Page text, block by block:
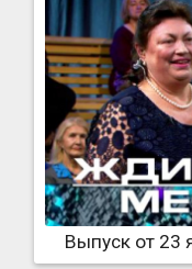
Выпуск от 23